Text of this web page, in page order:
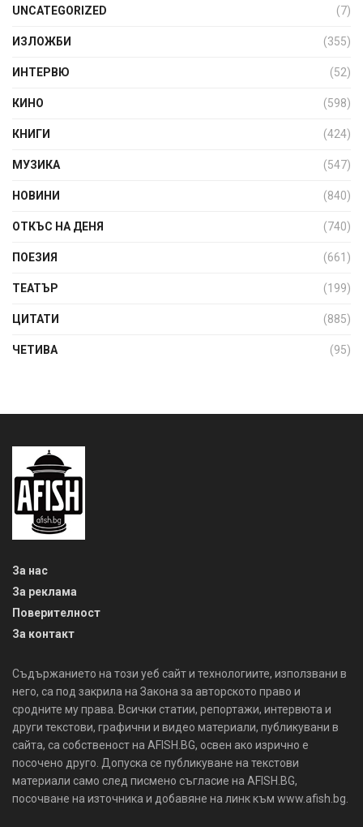
UNCATEGORIZED (7)
ИЗЛОЖБИ (355)
ИНТЕРВЮ (52)
КИНО (598)
КНИГИ (424)
МУЗИКА (547)
НОВИНИ (840)
ОТКЪС НА ДЕНЯ (740)
ПОЕЗИЯ (661)
ТЕАТЪР (199)
ЦИТАТИ (885)
ЧЕТИВА (95)
За нас
За реклама
Поверителност
За контакт
Съдържанието на този уеб сайт и технологиите, използвани в
него, са под закрила на Закона за авторското право и
сродните му права. Всички статии, репортажи, интервюта и
други текстови, графични и видео материали, публикувани в
сайта, са собственост на AFISH.BG, освен ако изрично е
посочено друго. Допуска се публикуване на текстови
материали само след писмено съгласие на AFISH.BG,
посочване на източника и добавяне на линк към www.afish.bg.